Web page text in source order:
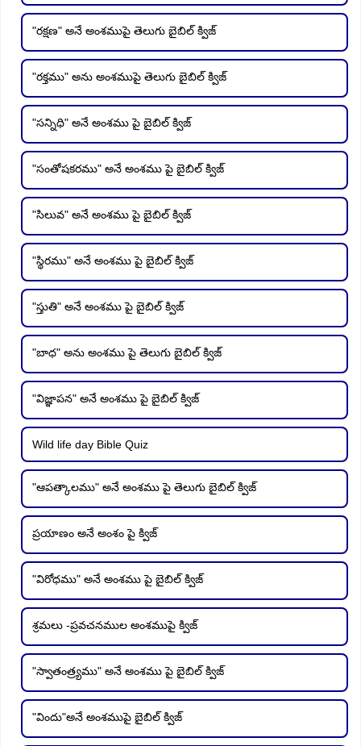
"రక్షణ" అనే అంశముపై తెలుగు బైబిల్ క్విజ్
"రక్తము" అను అంశముపై తెలుగు బైబిల్ క్విజ్
"సన్నిధి" అనే అంశము పై బైబిల్ క్విజ్
"సంతోషకరము" అనే అంశము పై బైబిల్ క్విజ్
"సిలువ" అనే అంశము పై బైబిల్ క్విజ్
"స్థిరము" అనే అంశము పై బైబిల్ క్విజ్
"స్తుతి" అనే అంశము పై బైబిల్ క్విజ్
"బాధ" అను అంశము పై తెలుగు బైబిల్ క్విజ్
"విజ్ఞాపన" అనే అంశము పై బైబిల్ క్విజ్
Wild life day Bible Quiz
"ఆపత్కాలము" అనే అంశము పై తెలుగు బైబిల్ క్విజ్
ప్రయాణం అనే అంశం పై క్విజ్
"విరోధము" అనే అంశము పై బైబిల్ క్విజ్
శ్రమలు -ప్రవచనముల అంశముపై క్విజ్
"స్వాతంత్ర్యము" అనే అంశము పై బైబిల్ క్విజ్
"విందు"అనే అంశముపై బైబిల్ క్విజ్